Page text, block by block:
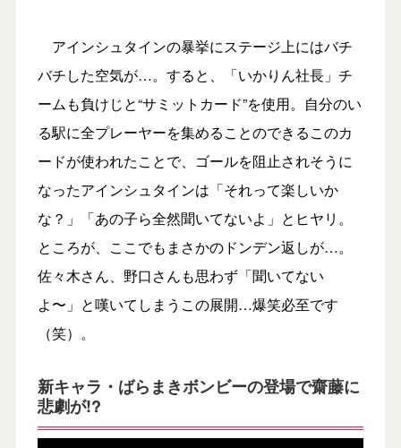
アインシュタインの暴挙にステージ上にはバチ
バチした空気が…。すると、「いかりん社長」チ
ームも負けじと“サミットカード”を使用。自分のい
る駅に全プレーヤーを集めることのできるこのカ
ードが使われたことで、ゴールを阻止されそうに
なったアインシュタインは「それって楽しいか
な？」「あの子ら全然聞いてないよ」とヒヤリ。
ところが、ここでもまさかのドンデン返しが…。
佐々木さん、野口さんも思わず「聞いてない
よ〜」と嘆いてしまうこの展開…爆笑必至です
（笑）。
新キャラ・ばらまきボンビーの登場で齋藤に
悲劇が!?